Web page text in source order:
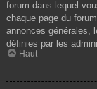
forum dans lequel
chaque page du
annonces générales,
définies par les
Haut